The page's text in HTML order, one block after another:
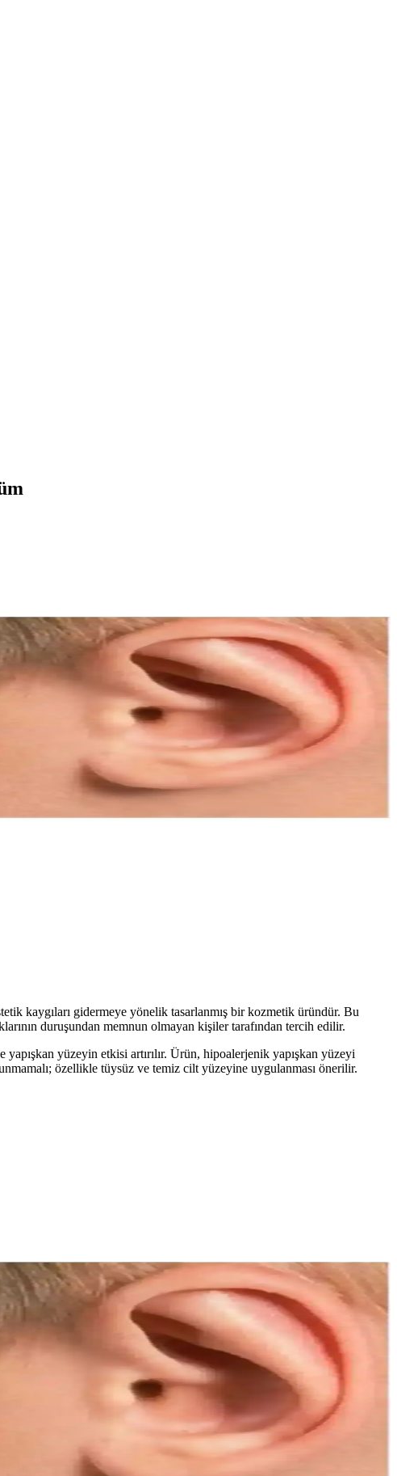
kaygıları gidermeye yönelik tasarlanmış bir kozmetik üründür. Bu
duruşundan memnun olmayan kişiler tarafından tercih edilir.
yüzeyin etkisi artırılır. Ürün, hipoalerjenik yapışkan yüzeyi
özellikle tüysüz ve temiz cilt yüzeyine uygulanması önerilir.
doğal ürünler destek olabilir ancak tedavi uzman kontrolünde olmalıdır.
için konforlu, pratik ve dayanıklı bir kulak koruma çözümüdür.